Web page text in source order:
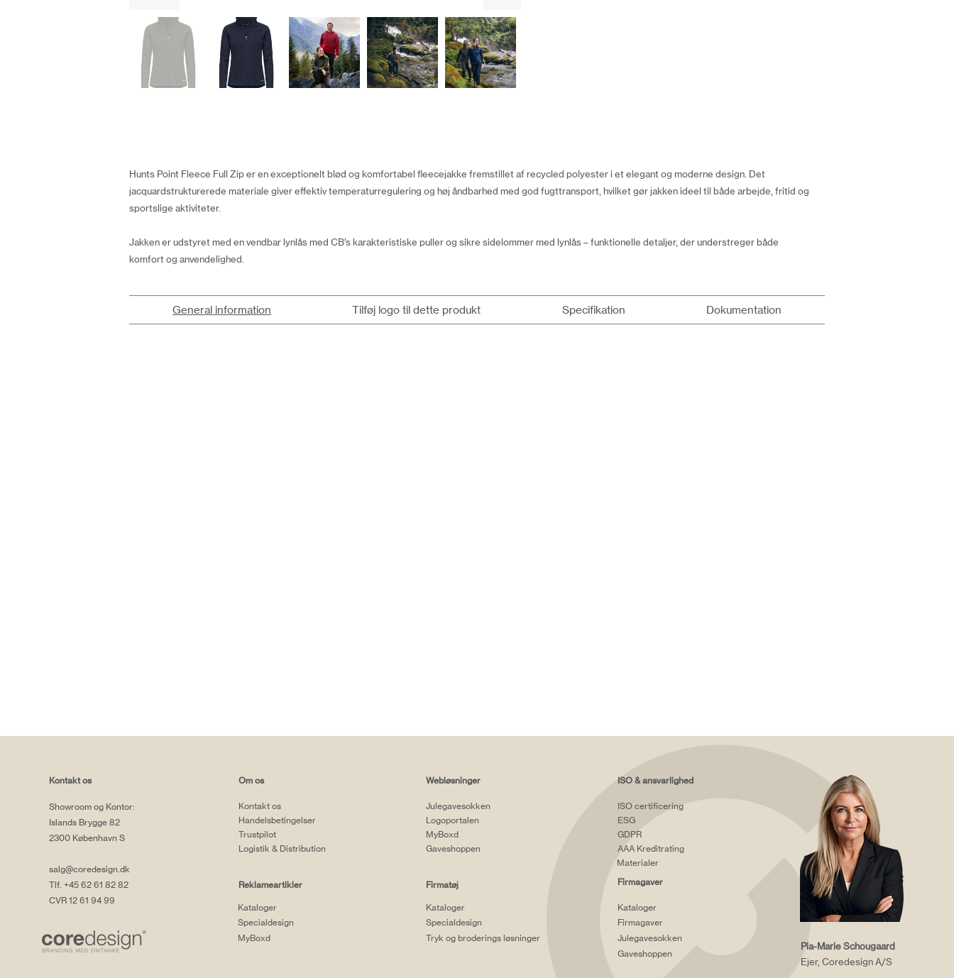
Hunts Point Fleece Full Zip er en exceptionelt blød og komfortabel fleecejakke fremstillet af recycled polyester i et elegant og moderne design. Det
jacquardstrukturerede materiale giver effektiv temperaturregulering og høj åndbarhed med god fugttransport, hvilket gør jakken ideel til både arbejde, fritid og
sportslige aktiviteter.
Jakken er udstyret med en vendbar lynlås med CB’s karakteristiske puller og sikre sidelommer med lynlås – funktionelle detaljer, der understreger både
komfort og anvendelighed.
General information Tilføj logo til dette produkt Specifikation Dokumentation
Kontakt os
Showroom og Kontor:
Islands Brygge 82
2300 København S
salg@coredesign.dk
Tlf. +45 62 61 82 82
CVR 12 61 94 99
Om os
Kontakt os
Handelsbetingelser
Trustpilot
Logistik & Distribution
Reklameartikler
Kataloger
Specialdesign
MyBoxd
Webløsninger
Julegavesokken
Logoportalen
MyBoxd
Gaveshoppen
Firmatøj
Kataloger
Specialdesign
Tryk og broderings løsninger
ISO & ansvarlighed
ISO certificering
ESG
GDPR
AAA Kreditrating
Materialer
Firmagaver
Kataloger
Firmagaver
Julegavesokken
Gaveshoppen
Pia-Marie Schougaard
Ejer, Coredesign A/S